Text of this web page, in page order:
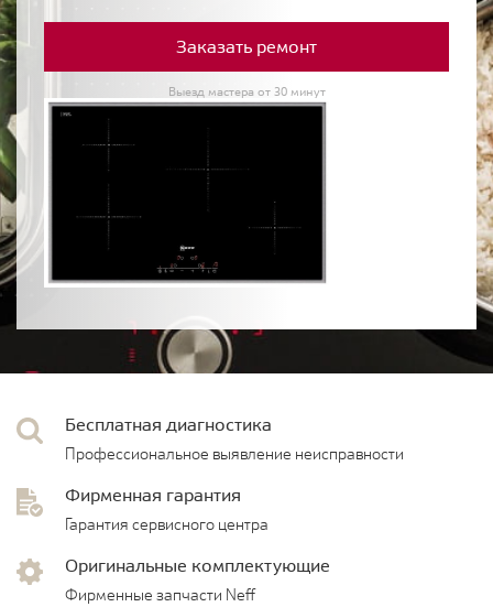
Заказать ремонт
Выезд мастера от 30 минут
Бесплатная диагностика
Профессиональное выявление неисправности
Фирменная гарантия
Гарантия сервисного центра
Оригинальные комплектующие
Фирменные запчасти Neff